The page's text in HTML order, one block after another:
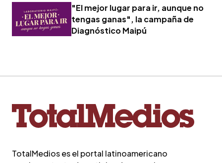
"El mejor lugar para ir, aunque no
tengas ganas", la campaña de
Diagnóstico Maipú
TotalMedios es el portal latinoamericano